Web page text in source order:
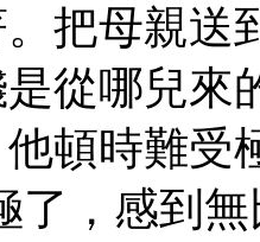
把母親送
從哪兒來
頓時難受
了，感到